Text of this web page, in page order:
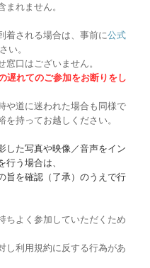
まれません。
着される場合は、事前に公式
い。
窓口はございません。
遅れてのご参加をお断りをし
や道に迷われた場合も同様で
を持ってお越しください。
した写真や映像／音声をイン
行う場合は、
旨を確認（了承）のうえで行
ちよく参加していただくため
し利用規約に反する行為があ